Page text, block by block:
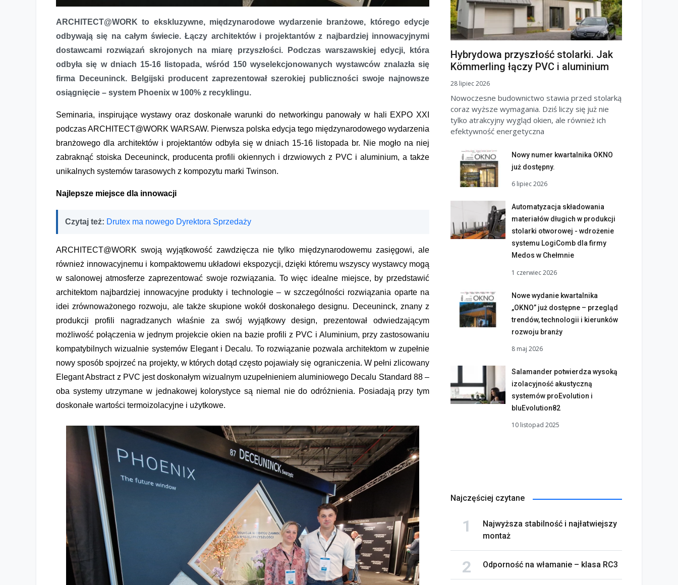
ARCHITECT@WORK to ekskluzywne, międzynarodowe wydarzenie branżowe, którego edycje
odbywają się na całym świecie. Łączy architektów i projektantów z najbardziej innowacyjnymi
dostawcami rozwiązań skrojonych na miarę przyszłości. Podczas warszawskiej edycji, która
odbyła się w dniach 15-16 listopada, wśród 150 wyselekcjonowanych wystawców znalazła się
firma Deceuninck. Belgijski producent zaprezentował szerokiej publiczności swoje najnowsze
osiągnięcie – system Phoenix w 100% z recyklingu.
Seminaria, inspirujące wystawy oraz doskonałe warunki do networkingu panowały w hali EXPO XXI
podczas ARCHITECT@WORK WARSAW. Pierwsza polska edycja tego międzynarodowego wydarzenia
branżowego dla architektów i projektantów odbyła się w dniach 15-16 listopada br. Nie mogło na niej
zabraknąć stoiska Deceuninck, producenta profili okiennych i drzwiowych z PVC i aluminium, a także
unikalnych systemów tarasowych z kompozytu marki Twinson.
Najlepsze miejsce dla innowacji
Czytaj też: Drutex ma nowego Dyrektora Sprzedaży
ARCHITECT@WORK swoją wyjątkowość zawdzięcza nie tylko międzynarodowemu zasięgowi, ale
również innowacyjnemu i kompaktowemu układowi ekspozycji, dzięki któremu wszyscy wystawcy mogą
w salonowej atmosferze zaprezentować swoje rozwiązania. To więc idealne miejsce, by przedstawić
architektom najbardziej innowacyjne produkty i technologie – w szczególności rozwiązania oparte na
idei zrównoważonego rozwoju, ale także skupione wokół doskonałego designu. Deceuninck, znany z
produkcji profili nagradzanych właśnie za swój wyjątkowy design, prezentował odwiedzającym
możliwość połączenia w jednym projekcie okien na bazie profili z PVC i Aluminium, przy zastosowaniu
kompatybilnych wizualnie systemów Elegant i Decalu. To rozwiązanie pozwala architektom w zupełnie
nowy sposób spojrzeć na projekty, w których dotąd często pojawiały się ograniczenia. W pełni zlicowany
Elegant Abstract z PVC jest doskonałym wizualnym uzupełnieniem aluminiowego Decalu Standard 88 –
oba systemy utrzymane w jednakowej kolorystyce są niemal nie do odróżnienia. Posiadają przy tym
doskonałe wartości termoizolacyjne i użytkowe.
Hybrydowa przyszłość stolarki. Jak
Kömmerling łączy PVC i aluminium
28 lipiec 2026
Nowoczesne budownictwo stawia przed stolarką
coraz wyższe wymagania. Dziś liczy się już nie
tylko atrakcyjny wygląd okien, ale również ich
efektywność energetyczna
Nowy numer kwartalnika OKNO
już dostępny.
6 lipiec 2026
Automatyzacja składowania
materiałów długich w produkcji
stolarki otworowej - wdrożenie
systemu LogiComb dla firmy
Medos w Chełmnie
1 czerwiec 2026
Nowe wydanie kwartalnika
„OKNO” już dostępne – przegląd
trendów, technologii i kierunków
rozwoju branży
8 maj 2026
Salamander potwierdza wysoką
izolacyjność akustyczną
systemów proEvolution i
bluEvolution82
10 listopad 2025
Najczęściej czytane
Najwyższa stabilność i najłatwiejszy
montaż
Odporność na włamanie – klasa RC3